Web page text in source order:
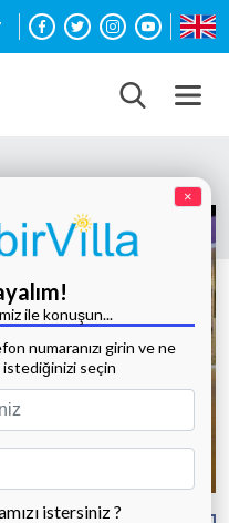
Göster
×
ile konuşun...
numaranızı girin ve ne
istediğinizi seçin
istersiniz ?